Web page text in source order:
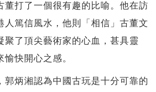
董打了一個很有趣的比喻。他在訪
人篤信風水，他則「相信」古董文
聚了頂尖藝術家的心血，甚具靈
快開心之感。
郭炳湘認為中國古玩是十分可靠的